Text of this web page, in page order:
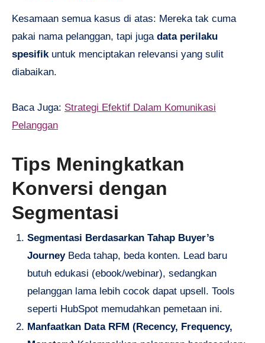
Kesamaan semua kasus di atas: Mereka tak cuma
pakai nama pelanggan, tapi juga data perilaku
spesifikuntuk menciptakan relevansi yang sulit
diabaikan.
Baca Juga: Strategi Efektif Dalam Komunikasi
Pelanggan
Tips Meningkatkan
Konversi dengan
Segmentasi
Segmentasi Berdasarkan Tahap Buyer’s
JourneyBeda tahap, beda konten. Lead baru
butuh edukasi (ebook/webinar), sedangkan
pelanggan lama lebih cocok dapat upsell. Tools
seperti HubSpot memudahkan pemetaan ini.
Manfaatkan Data RFM (Recency, Frequency,